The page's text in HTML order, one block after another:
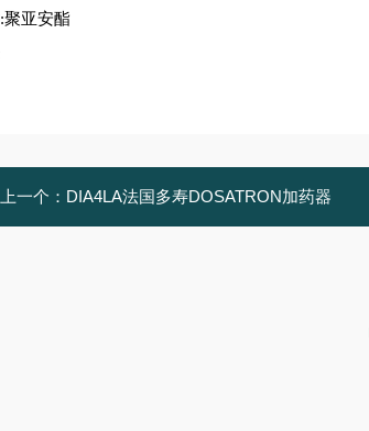
:聚亚安酯
上一个： DIA4LA法国多寿DOSATRON加药器